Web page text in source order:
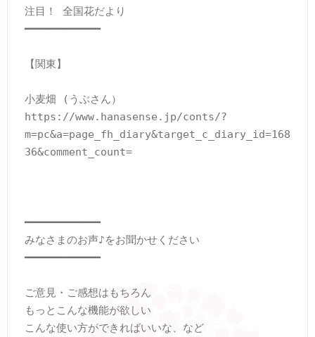
注目！ 全国花だより
━━━━━━━━━━━━
【関東】
小麦畑 (うぶさん）
https://www.hanasense.jp/conts/?
m=pc&a=page_fh_diary&target_c_diary_id=168
36&comment_count=
━━━━━━━━━━━━
みなさまのお声♪をお聞かせください
━━━━━━━━━━━━
ご意見・ご感想はもちろん
もっとこんな機能が欲しい
こんな使い方ができればいいな、など